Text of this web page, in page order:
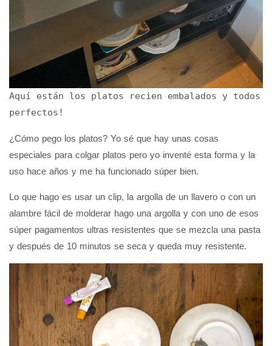
Aquí están los platos recien embalados y todos
perfectos!
¿Cómo pego los platos? Yo sé que hay unas cosas
especiales para colgar platos pero yo inventé esta forma y la
uso hace años y me ha funcionado súper bien.
Lo que hago es usar un clip, la argolla de un llavero o con un
alambre fácil de molderar hago una argolla y con uno de esos
súper pagamentos ultras resistentes que se mezcla una pasta
y después de 10 minutos se seca y queda muy resistente.